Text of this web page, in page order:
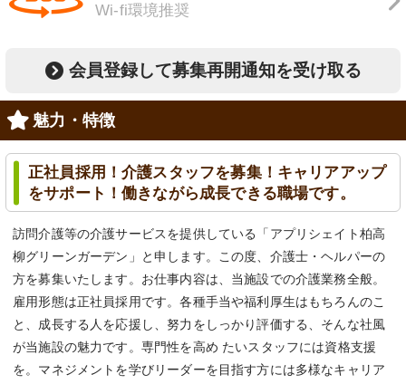
Wi-fi環境推奨
会員登録して募集再開通知を受け取る
魅力・特徴
正社員採用！介護スタッフを募集！キャリアアップ
をサポート！働きながら成長できる職場です。
訪問介護等の介護サービスを提供している「アプリシェイト柏高
柳グリーンガーデン」と申します。この度、介護士・ヘルパーの
方を募集いたします。お仕事内容は、当施設での介護業務全般。
雇用形態は正社員採用です。各種手当や福利厚生はもちろんのこ
と、成長する人を応援し、努力をしっかり評価する、そんな社風
が当施設の魅力です。専門性を高め たいスタッフには資格支援
を。マネジメントを学びリーダーを目指す方には多様なキャリア